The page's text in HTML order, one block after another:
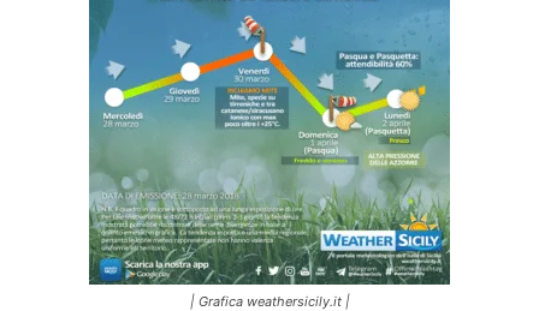
| Grafica weathersicily.it |